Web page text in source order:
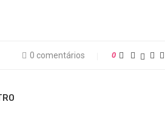
0 comentários 0